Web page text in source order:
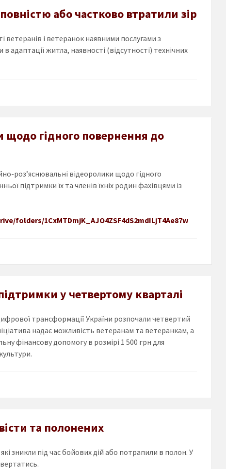
або частково втратили зір
ветеранів і ветеранок наявними послугами з
житла, наявності (відсутності) технічних
щодо гідного повернення до
роз’яснювальні відеоролики щодо гідного
підтримки їх та членів їхніх родин фахівцями із
folders/1CxMTDmjK_AJO4ZSF4dS2mdILjT4Ae87w
у четвертому кварталі
трансформації України розпочали четвертий
надає можливість ветеранам та ветеранкам, а
фінансову допомогу в розмірі 1 500 грн для
та полонених
зникли під час бойових дій або потрапили в полон. У